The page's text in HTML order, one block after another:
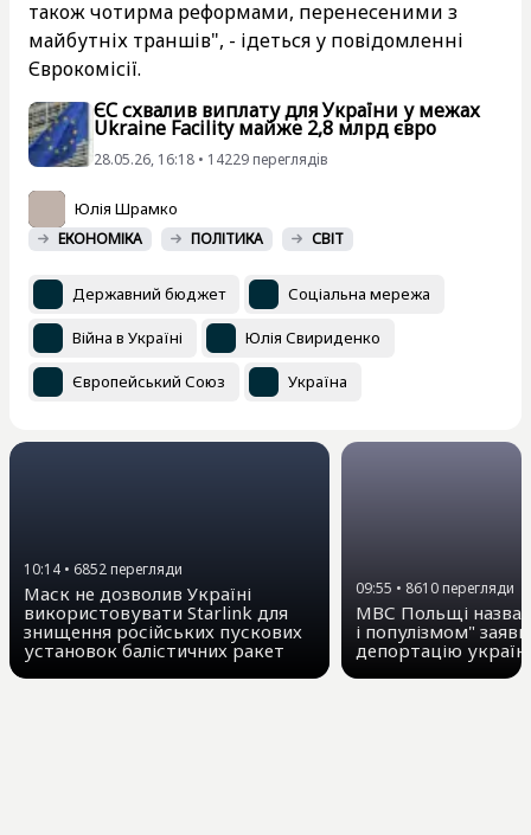
також чотирма реформами, перенесеними з
майбутніх траншів", - ідеться у повідомленні
Єврокомісії.
ЄС схвалив виплату для України у межах
Ukraine Facility майже 2,8 млрд євро
28.05.26, 16:18 • 14229 переглядiв
Юлія Шрамко
ЕКОНОМІКА ПОЛІТИКА СВІТ
Державний бюджет Соціальна мережа
Війна в Україні Юлія Свириденко
Європейський Союз Україна
10:14 • 6852перегляди
Маск не дозволив Україні
використовувати Starlink для
знищення російських пускових
установок балістичних ракет
09:55 • 8610перегляди
МВС Польщі
і популізмом"
депортацію